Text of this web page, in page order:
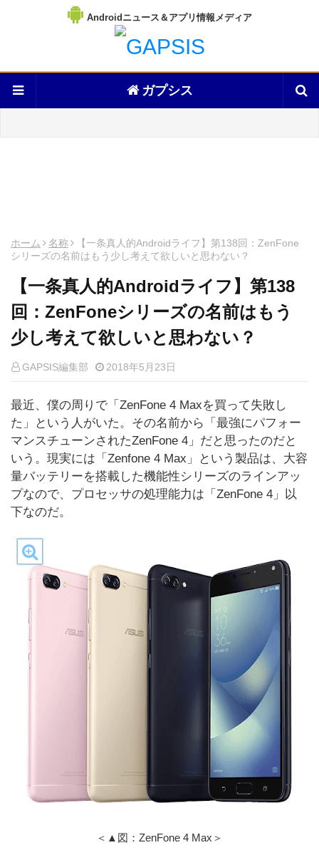
Androidニュース＆アプリ情報メディア
ガプシス
ホーム 名称
【一条真人的Androidライフ】第138回：ZenFone
シリーズの名前はもう少し考えて欲しいと思わない？
【一条真人的Androidライフ】第138
回：ZenFoneシリーズの名前はもう
少し考えて欲しいと思わない？
GAPSIS編集部 2018年5月23日
最近、僕の周りで「ZenFone 4 Maxを買って失敗し
た」という人がいた。その名前から「最強にパフォー
マンスチューンされたZenFone 4」だと思ったのだと
いう。現実には「Zenfone 4 Max」という製品は、大容
量バッテリーを搭載した機能性シリーズのラインアッ
プなので、プロセッサの処理能力は「ZenFone 4」以
下なのだ。
＜▲図：ZenFone 4 Max＞